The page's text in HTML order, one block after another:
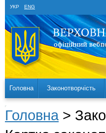
УКР ENG
Головна Законотворчість
Головна >